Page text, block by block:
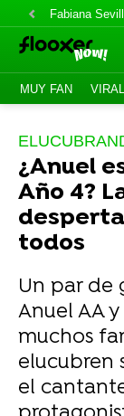
Fabiana
MUY FAN VIRAL
¿Anuel
Año 4?
todos
Un par de
Anuel AA
muchos
elucubren
el